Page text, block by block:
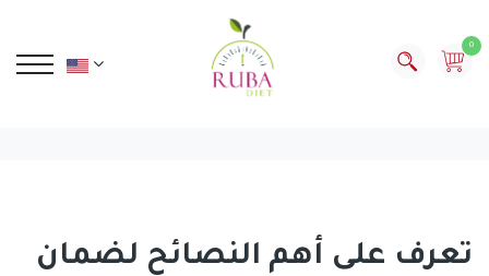
0
تعرف على أهم النصائح لضمان